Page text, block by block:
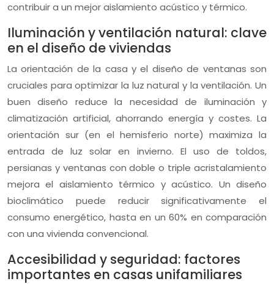
contribuir a un mejor aislamiento acústico y térmico.
Iluminación y ventilación natural: clave
en el diseño de viviendas
La orientación de la casa y el diseño de ventanas son
cruciales para optimizar la luz natural y la ventilación. Un
buen diseño reduce la necesidad de iluminación y
climatización artificial, ahorrando energía y costes. La
orientación sur (en el hemisferio norte) maximiza la
entrada de luz solar en invierno. El uso de toldos,
persianas y ventanas con doble o triple acristalamiento
mejora el aislamiento térmico y acústico. Un diseño
bioclimático puede reducir significativamente el
consumo energético, hasta en un 60% en comparación
con una vivienda convencional.
Accesibilidad y seguridad: factores
importantes en casas unifamiliares